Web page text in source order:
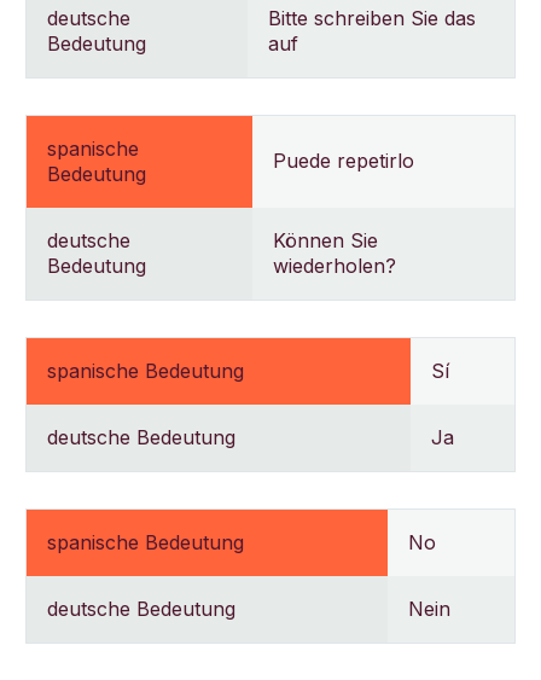
deutsche
Bedeutung
Bitte schreiben Sie das
auf
spanische
Bedeutung
Puede repetirlo
deutsche
Bedeutung
Können Sie
wiederholen?
spanische Bedeutung Sí
deutsche Bedeutung Ja
spanische Bedeutung No
deutsche Bedeutung Nein